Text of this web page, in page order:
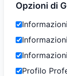
Opzioni di
Profilo